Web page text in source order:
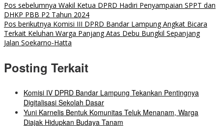
Pos sebelumnya Wakil Ketua DPRD Hadiri Penyampaian SPPT dan
DHKP PBB P2 Tahun 2024
Pos berikutnya Komisi III DPRD Bandar Lampung Angkat Bicara
Terkait Keluhan Warga Panjang Atas Debu Bungkil Sepanjang
Jalan Soekarno-Hatta
Posting Terkait
Komisi IV DPRD Bandar Lampung Tekankan Pentingnya
Digitalisasi Sekolah Dasar
Yuni Karnelis Bentuk Komunitas Teluk Menanam, Warga
Diajak Hidupkan Budaya Tanam